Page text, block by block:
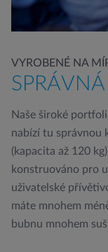
VYROBENÉ NA
Naše široké
nabízí tu správnou
(kapacita až 120
konstruováno pro
uživatelské
máte mnohem
bubnu mnohem